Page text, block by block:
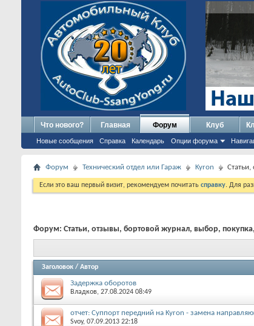
Что нового? Главная Форум
Новые сообщения Справка Календарь Опции форума
Клуб
Форум Технический отдел или Гараж Kyron
Если это ваш первый визит, рекомендуем почитать справку. Для
Форум: Статьи, отзывы, бортовой журнал, выбор,
Заголовок / Автор
Задержка оборотов
Владков, 27.08.2024 08:49
отчет: Суппорт передний на Kyron - замена
Svoy, 07.09.2013 22:18